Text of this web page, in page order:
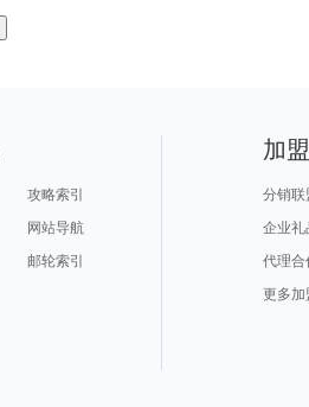
攻略索引
网站导航
邮轮索引
加
分销联
企业礼
代理合
更多加